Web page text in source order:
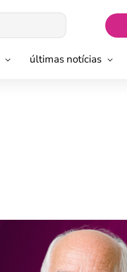
últimas notícias